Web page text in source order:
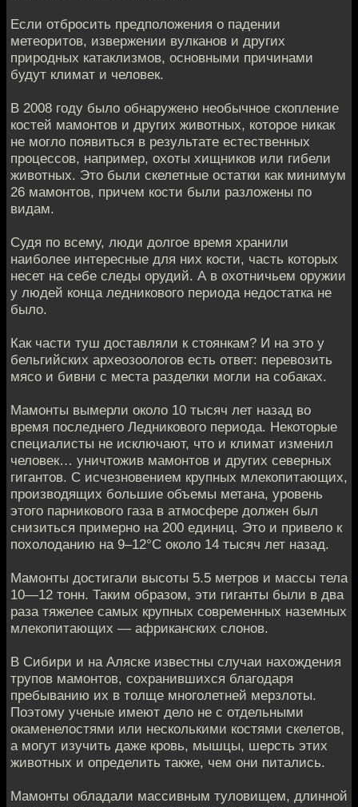
Если отбросить предположения о падении
метеоритов, извержении вулканов и других
природных катаклизмов, основными причинами
будут климат и человек.
В 2008 году было обнаружено необычное скопление
костей мамонтов и других животных, которое никак
не могло появиться в результате естественных
процессов, например, охоты хищников или гибели
животных. Это были скелетные остатки как минимум
26 мамонтов, причем кости были разложены по
видам.
Судя по всему, люди долгое время хранили
наиболее интересные для них кости, часть которых
несет на себе следы орудий. А в охотничьем оружии
у людей конца ледникового периода недостатка не
было.
Как части туш доставляли к стоянкам? И на это у
бельгийских археозоологов есть ответ: перевозить
мясо и бивни с места разделки могли на собаках.
Мамонты вымерли около 10 тысяч лет назад во
время последнего Ледникового периода. Некоторые
специалисты не исключают, что и климат изменил
человек… уничтожив мамонтов и других северных
гигантов. С исчезновением крупных млекопитающих,
производящих большие объемы метана, уровень
этого парникового газа в атмосфере должен был
снизиться примерно на 200 единиц. Это и привело к
похолоданию на 9–12°С около 14 тысяч лет назад.
Мамонты достигали высоты 5.5 метров и массы тела
10—12 тонн. Таким образом, эти гиганты были в два
раза тяжелее самых крупных современных наземных
млекопитающих — африканских слонов.
В Сибири и на Аляске известны случаи нахождения
трупов мамонтов, сохранившихся благодаря
пребыванию их в толще многолетней мерзлоты.
Поэтому ученые имеют дело не с отдельными
окаменелостями или несколькими костями скелетов,
а могут изучить даже кровь, мышцы, шерсть этих
животных и определить также, чем они питались.
Мамонты обладали массивным туловищем, длинной